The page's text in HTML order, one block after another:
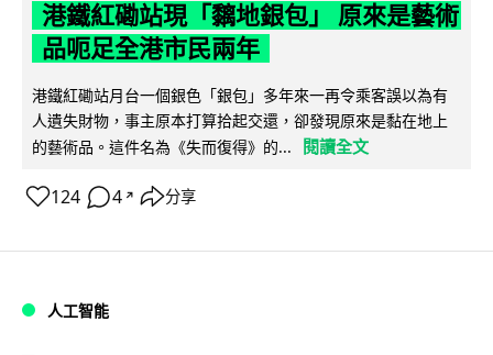
港鐵紅磡站現「黐地銀包」 原來是藝術
品呃足全港市民兩年
港鐵紅磡站月台一個銀色「銀包」多年來一再令乘客誤以為有
人遺失財物，事主原本打算拾起交還，卻發現原來是黏在地上
的藝術品。這件名為《失而復得》的...
閱讀全文
124 4 ↗ 分享
人工智能